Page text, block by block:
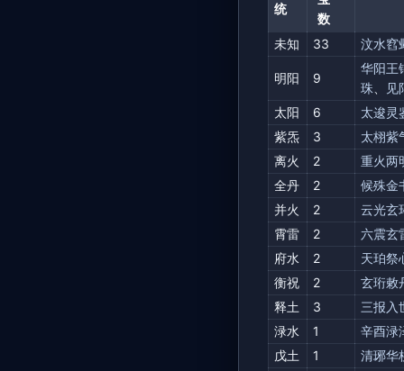
统
数
未知 33 汶水窞
明阳 9
华阳王
珠
见
太阳
6
太逡灵
紫炁
3
太栩紫
离火
2
重火两
全丹
2
候殊金
并火
2
云光玄
霄雷
2
六震玄
府水
2
天珀祭
衡祝
2
玄珩敕
释土
3
三报入
渌水
1
辛酉渌
戊土
1
清琊华